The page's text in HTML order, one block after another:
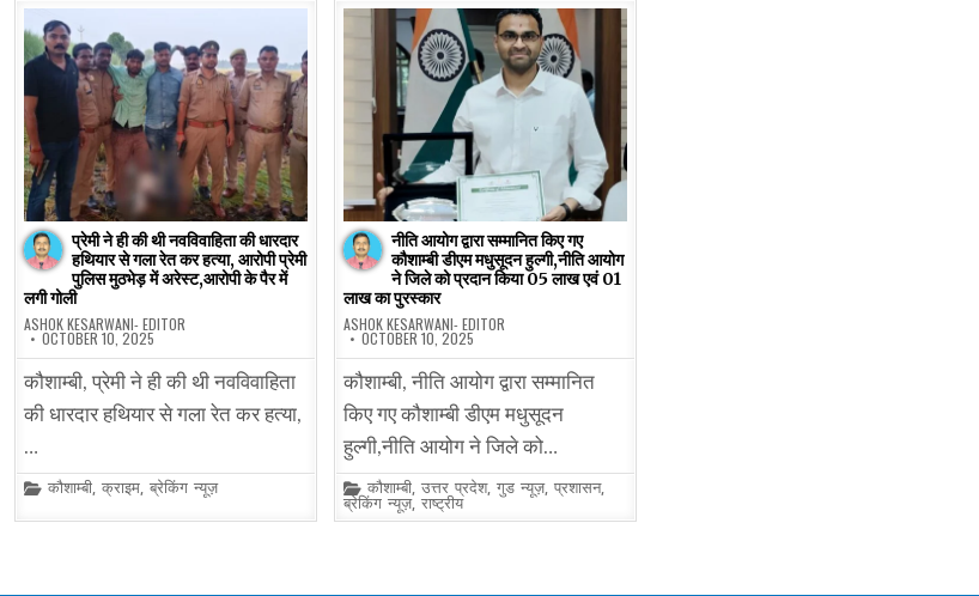
प्रेमी ने ही की थी नवविवाहिता की धारदार
हथियार से गला रेत कर हत्या, आरोपी प्रेमी
पुलिस मुठभेड़ में अरेस्ट,आरोपी के पैर में
लगी गोली
ASHOK KESARWANI- EDITOR
OCTOBER 10, 2025
कौशाम्बी, प्रेमी ने ही की थी नवविवाहिता
की धारदार हथियार से गला रेत कर हत्या,
…
Posted
कौशाम्बी, क्राइम, ब्रेकिंग न्यूज़
नीति आयोग द्वारा सम्मानित किए गए
कौशाम्बी डीएम मधुसूदन हुल्गी,नीति आयोग
ने जिले को प्रदान किया 05 लाख एवं 01
लाख का पुरस्कार
ASHOK KESARWANI- EDITOR
OCTOBER 10, 2025
कौशाम्बी, नीति आयोग द्वारा सम्मानित
किए गए कौशाम्बी डीएम मधुसूदन
हुल्गी,नीति आयोग ने जिले को…
Posted
in
कौशाम्बी, उत्तर प्रदेश, गुड न्यूज़, प्रशासन,
ब्रेकिंग न्यूज़, राष्ट्रीय